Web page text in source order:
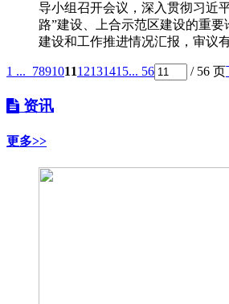
导小组召开会议，深入贯彻习近
路”建设、上合示范区建设的重
建设和工作推进情况汇报，审议
1 ... 789101112131415... 56 / 56 页
资讯
更多>>